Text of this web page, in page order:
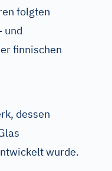
folgten
und
finnischen
dessen
wurde.